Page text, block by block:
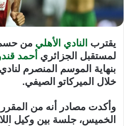
يقترب النادي الأهلي من حسم
لمستقبل الجزائري أحمد
بنهاية الموسم المنصرم لنادي
خلال الميركاتو الصيفي.
وأكدت مصادر أنه من
الخميس، جلسة بين وكيل